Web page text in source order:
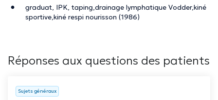
graduat, IPK, taping,drainage lymphatique Vodder,kiné
sportive,kiné respi nourisson (1986)
Réponses aux questions des patients
Sujets généraux